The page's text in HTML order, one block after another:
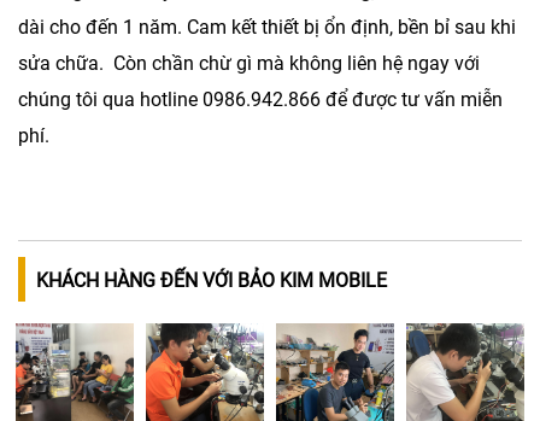
dài cho đến 1 năm. Cam kết thiết bị ổn định, bền bỉ sau khi
sửa chữa. Còn chần chừ gì mà không liên hệ ngay với
chúng tôi qua hotline 0986.942.866 để được tư vấn miễn
phí.
KHÁCH HÀNG ĐẾN VỚI BẢO KIM MOBILE